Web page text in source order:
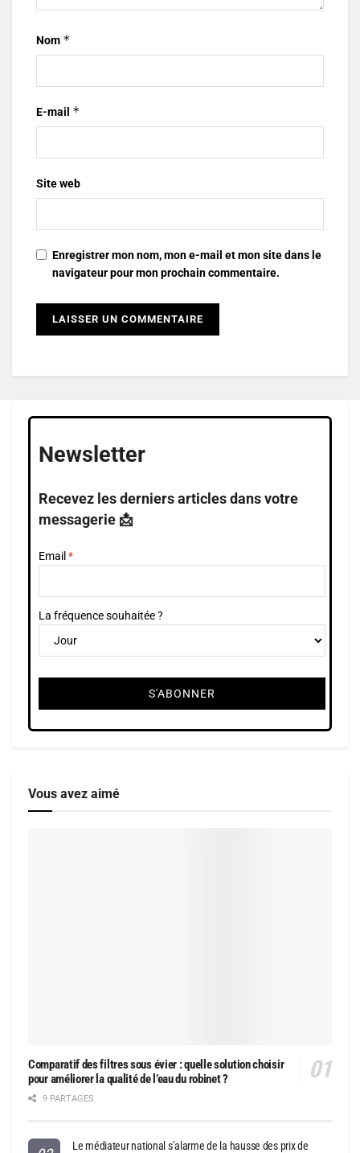
Nom *
E-mail *
Site web
Enregistrer mon nom, mon e-mail et mon site dans le
navigateur pour mon prochain commentaire.
Newsletter
Recevez les derniers articles dans votre
messagerie 📩
Email
La fréquence souhaitée ?
Vous avez aimé
Comparatif des filtres sous évier : quelle solution choisir
pour améliorer la qualité de l’eau du robinet ?
9 PARTAGES
Le médiateur national s’alarme de la hausse des prix de